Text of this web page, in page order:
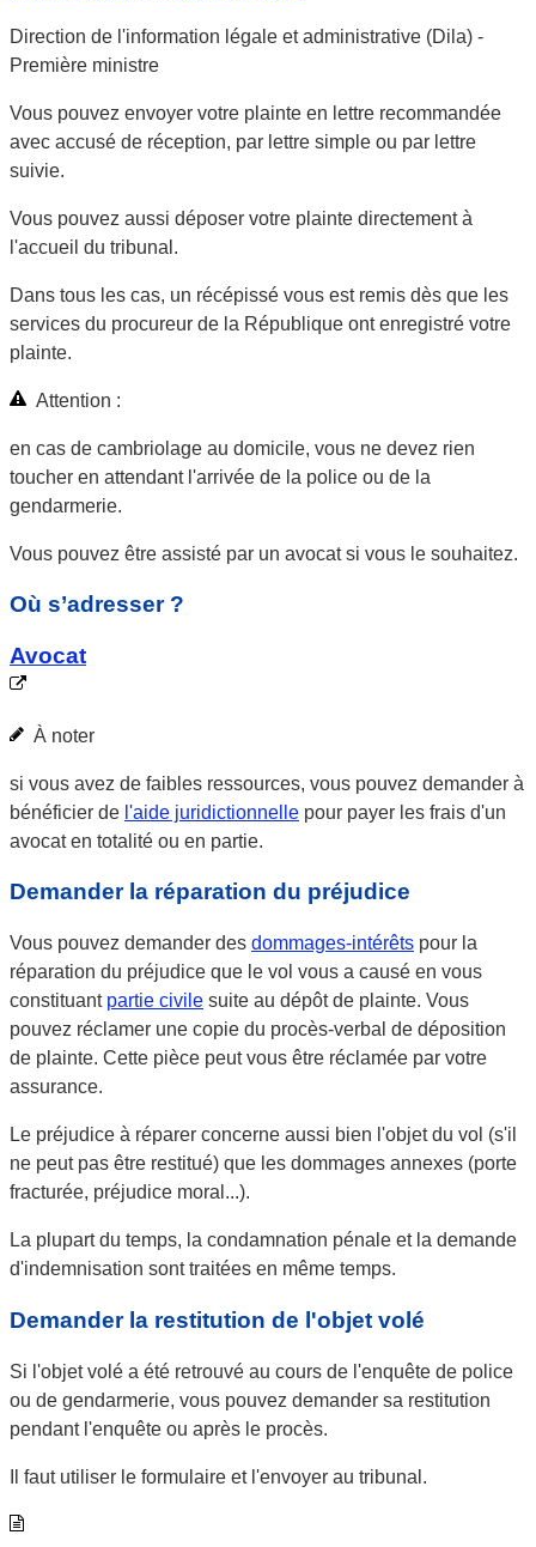
Direction de l'information légale et administrative (Dila) -
Première ministre
Vous pouvez envoyer votre plainte en lettre recommandée
avec accusé de réception, par lettre simple ou par lettre
suivie.
Vous pouvez aussi déposer votre plainte directement à
l'accueil du tribunal.
Dans tous les cas, un récépissé vous est remis dès que les
services du procureur de la République ont enregistré votre
plainte.
Attention :
en cas de cambriolage au domicile, vous ne devez rien
toucher en attendant l'arrivée de la police ou de la
gendarmerie.
Vous pouvez être assisté par un avocat si vous le souhaitez.
Où s’adresser ?
Avocat
À noter
si vous avez de faibles ressources, vous pouvez demander à
bénéficier de l'aide juridictionnelle pour payer les frais d'un
avocat en totalité ou en partie.
Demander la réparation du préjudice
Vous pouvez demander des dommages-intérêts pour la
réparation du préjudice que le vol vous a causé en vous
constituant partie civile suite au dépôt de plainte. Vous
pouvez réclamer une copie du procès-verbal de déposition
de plainte. Cette pièce peut vous être réclamée par votre
assurance.
Le préjudice à réparer concerne aussi bien l'objet du vol (s'il
ne peut pas être restitué) que les dommages annexes (porte
fracturée, préjudice moral...).
La plupart du temps, la condamnation pénale et la demande
d'indemnisation sont traitées en même temps.
Demander la restitution de l'objet volé
Si l'objet volé a été retrouvé au cours de l'enquête de police
ou de gendarmerie, vous pouvez demander sa restitution
pendant l'enquête ou après le procès.
Il faut utiliser le formulaire et l'envoyer au tribunal.